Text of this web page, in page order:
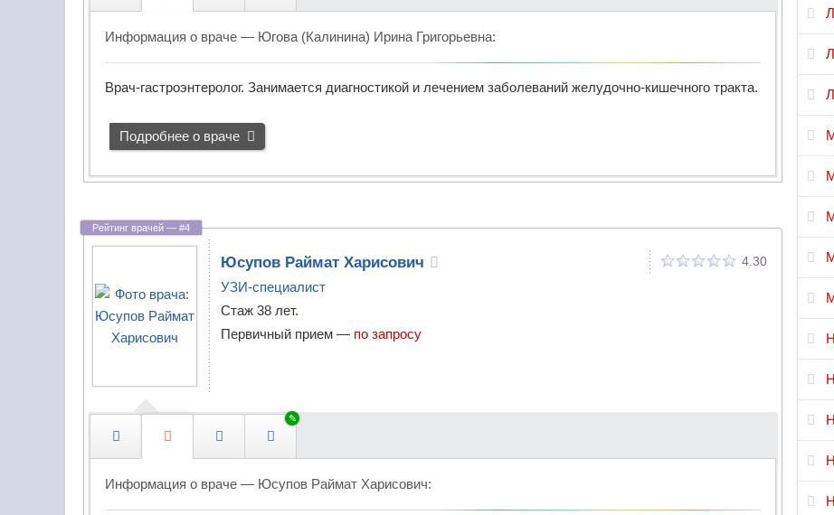
п
о
з
и
с
в
и
н
н
а
Диетологи
Иммунологи
Инфекционисты
Колопроктологи
Косметологи
Косметологи-
хирурги
Лимфологи
Логопеды
Информация о враче — Югова (Калинина) Ирина Григорьевна:
Врач-гастроэнтеролог. Занимается диагностикой и лечением заболеваний желудочно-кишечного тракта.
Подробнее о враче
Юсупов Раймат Харисович
УЗИ-специалист
Стаж 38 лет.
Первичный прием — по запросу
4.30
Информация о враче — Юсупов Раймат Харисович: